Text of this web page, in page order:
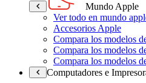
Mundo Apple
Ver todo en mundo
Accesorios Apple
Compara los modelos
Compara los modelos
Compara los modelos
Computadores e